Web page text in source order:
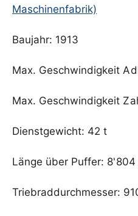
Maschinenfabrik)
Baujahr: 1913
Max. Geschwindigkeit
Max. Geschwindigkeit
Dienstgewicht: 42 t
Länge über Puffer: 8'804
Triebraddurchmesser: